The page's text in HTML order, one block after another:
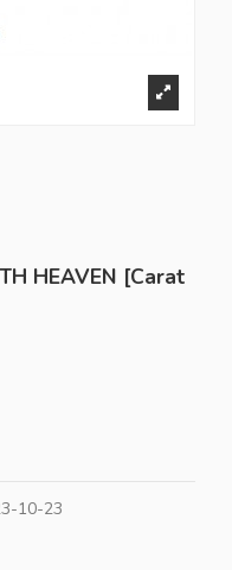
HEAVEN [Carat
10-23